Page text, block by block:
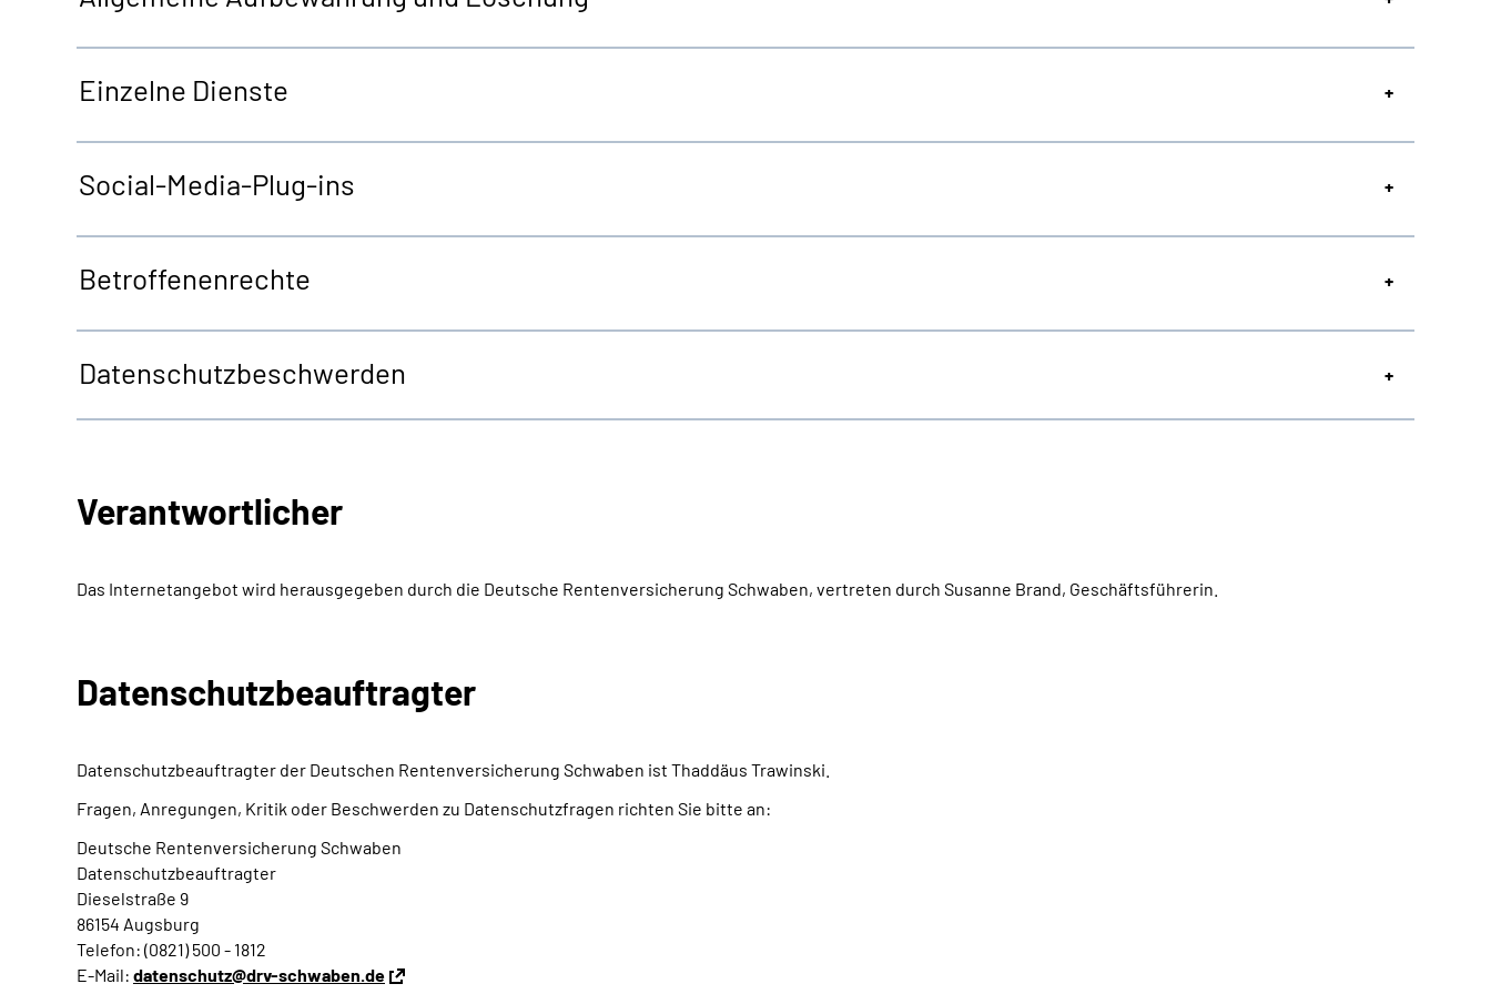
Einzelne Dienste
Social-Media-Plug-ins
Betroffenenrechte
Datenschutzbeschwerden
Verantwortlicher
Das Internetangebot wird herausgegeben durch die Deutsche Rentenversicherung Schwaben, vertreten durch Susanne Brand, Geschäftsführerin.
Datenschutzbeauftragter
Datenschutzbeauftragter der Deutschen Rentenversicherung Schwaben ist Thaddäus Trawinski.
Fragen, Anregungen, Kritik oder Beschwerden zu Datenschutzfragen richten Sie bitte an:
Deutsche Rentenversicherung Schwaben
Datenschutzbeauftragter
Dieselstraße 9
86154 Augsburg
Telefon: (0821) 500 - 1812
E-Mail: datenschutz@drv-schwaben.de